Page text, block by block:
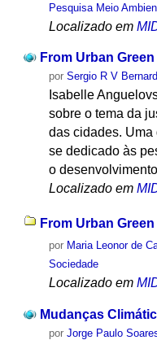
Pesquisa Meio
Localizado em
From Urban
porSergio R V
Isabelle
sobre o tema da
das cidades.
se dedicado às
o
Localizado em
From Urban
por Maria Leonor de
Sociedade
Localizado em
Mudanças
porJorge Paulo